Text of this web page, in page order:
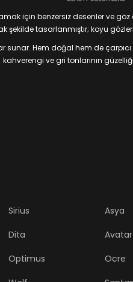
için benzersiz desenler ve
şekilde tasarlanmıştır; koyu
Hem doğal hem de
kahverengi ve gri tonlarının
Sirius
Dita
Optimus
Asya
Avatar
Ocre